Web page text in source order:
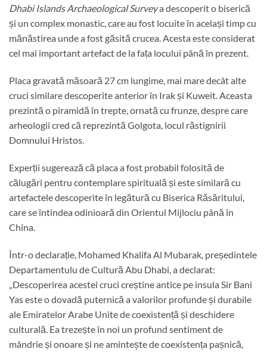
Dhabi Islands Archaeological Surveya descoperit o biserică
și un complex monastic, care au fost locuite în același timp cu
mănăstirea unde a fost găsită crucea. Acesta este considerat
cel mai important artefact de la fața locului până în prezent.
Placa gravată măsoară 27 cm lungime, mai mare decât alte
cruci similare descoperite anterior în Irak și Kuweit. Aceasta
prezintă o piramidă în trepte, ornată cu frunze, despre care
arheologii cred că reprezintă Golgota, locul răstignirii
Domnului Hristos.
Experții sugerează că placa a fost probabil folosită de
călugări pentru contemplare spirituală și este similară cu
artefactele descoperite în legătură cu Biserica Răsăritului,
care se întindea odinioară din Orientul Mijlociu până în
China.
Într-o declarație, Mohamed Khalifa Al Mubarak, președintele
Departamentulu de Cultură Abu Dhabi, a declarat:
„Descoperirea acestei cruci creștine antice pe insula Sir Bani
Yas este o dovadă puternică a valorilor profunde și durabile
ale Emiratelor Arabe Unite de coexistență și deschidere
culturală. Ea trezește în noi un profund sentiment de
mândrie și onoare și ne amintește de coexistența pașnică,